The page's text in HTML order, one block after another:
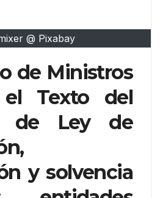
@ Pixabay
de Ministros
el Texto del
de Ley de
y solvencia